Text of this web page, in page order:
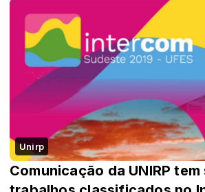
Unirp
Comunicação da UNIRP tem